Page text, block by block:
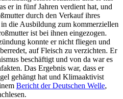
er in fünf Jahren verdient hat, und
durch den Verkauf ihres
die Ausbildung zum kommerziellen
ist bei ihnen eingezogen.
konnte er nicht fliegen und
auf Fleisch zu verzichten. Er
beschäftigt und von da war es
Das Ergebnis war, dass er
gehängt hat und Klimaaktivist
Bericht der Deutschen Welle,